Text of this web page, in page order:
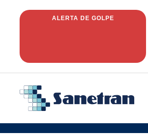
ALERTA DE GOLPE